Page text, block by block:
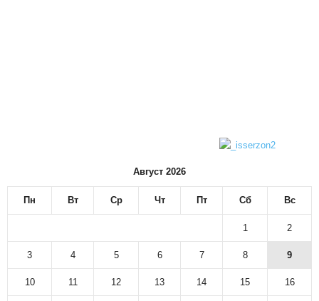
Август 2026
Пн Вт Ср Чт Пт Сб Вс
1 2
3 4 5 6 7 8 9
10 11 12 13 14 15 16